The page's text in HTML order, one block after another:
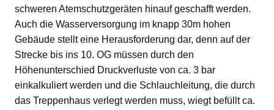
schweren Atemschutzgeräten hinauf geschafft werden.
Auch die Wasserversorgung im knapp 30m hohen
Gebäude stellt eine Herausforderung dar, denn auf der
Strecke bis ins 10. OG müssen durch den
Höhenunterschied Druckverluste von ca. 3 bar
einkalkuliert werden und die Schlauchleitung, die durch
das Treppenhaus verlegt werden muss, wiegt befüllt ca.